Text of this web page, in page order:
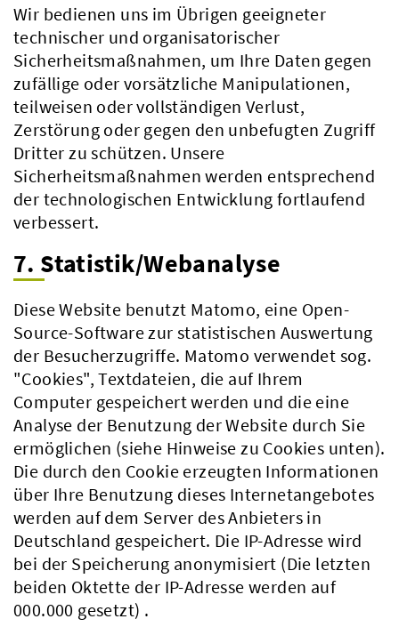
Wir bedienen uns im Übrigen geeigneter
technischer und organisatorischer
Sicherheitsmaßnahmen, um Ihre Daten gegen
zufällige oder vorsätzliche Manipulationen,
teilweisen oder vollständigen Verlust,
Zerstörung oder gegen den unbefugten Zugriff
Dritter zu schützen. Unsere
Sicherheitsmaßnahmen werden entsprechend
der technologischen Entwicklung fortlaufend
verbessert.
7. Statistik/Webanalyse
Diese Website benutzt Matomo, eine Open-
Source-Software zur statistischen Auswertung
der Besucherzugriffe. Matomo verwendet sog.
"Cookies", Textdateien, die auf Ihrem
Computer gespeichert werden und die eine
Analyse der Benutzung der Website durch Sie
ermöglichen (siehe Hinweise zu Cookies unten).
Die durch den Cookie erzeugten Informationen
über Ihre Benutzung dieses Internetangebotes
werden auf dem Server des Anbieters in
Deutschland gespeichert. Die IP-Adresse wird
bei der Speicherung anonymisiert (Die letzten
beiden Oktette der IP-Adresse werden auf
000.000 gesetzt) .